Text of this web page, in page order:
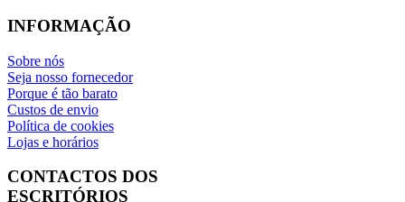
INFORMAÇÃO
Sobre nós
Seja nosso fornecedor
Porque é tão barato
Custos de envio
Política de cookies
Lojas e horários
CONTACTOS DOS
ESCRITÓRIOS